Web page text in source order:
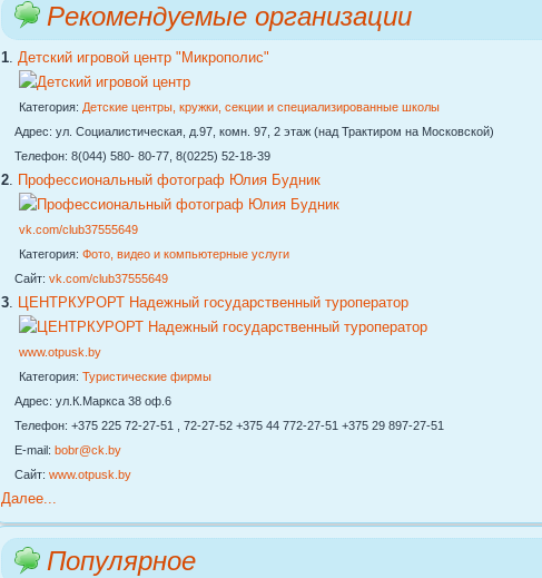
Рекомендуемые организации
1. Детский игровой центр "Микрополис"
Категория: Детские центры, кружки, секции и специализированные школы
Адрес: ул. Социалистическая, д.97, комн. 97, 2 этаж (над Трактиром на Московской)
Телефон: 8(044) 580- 80-77, 8(0225) 52-18-39
2. Профессиональный фотограф Юлия Будник
vk.com/club37555649
Категория: Фото, видео и компьютерные услуги
Сайт: vk.com/club37555649
3. ЦЕНТРКУРОРТ Надежный государственный туроператор
www.otpusk.by
Категория: Туристические фирмы
Адрес: ул.К.Маркса 38 оф.6
Телефон: +375 225 72-27-51 , 72-27-52 +375 44 772-27-51 +375 29 897-27-51
E-mail: bobr@ck.by
Сайт: www.otpusk.by
Далее...
Популярное